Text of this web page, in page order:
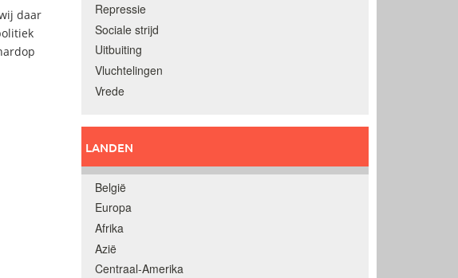
daar
Repressie
Sociale strijd
Uitbuiting
Vluchtelingen
Vrede
LANDEN
België
Europa
Afrika
Azië
Centraal-Amerika